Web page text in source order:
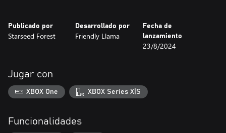
El Camino Óctuple está llamando. ¿Acogerás sus enseñanzas,
conquistar sus desafíos y desbloquear el camino hacia la
Publicado por
Starseed Forest
Desarrollado por
Friendly Llama
Fecha de
lanzamiento
23/8/2024
Jugar con
XBOX One XBOX Series X|S
Funcionalidades